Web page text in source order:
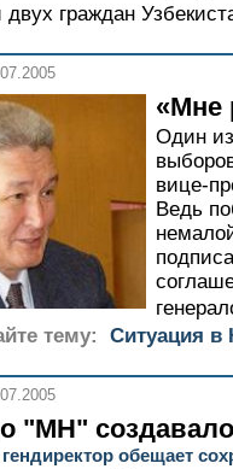
двух граждан
«Мне
Один
вице-
Ведь
тему:
Cитуация в
"МН"
обещает